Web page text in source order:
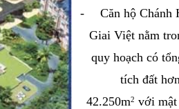
-
Căn hộ Chánh
Giai Việt nằm
quy hoạch có
tích đất
42.250m2 với